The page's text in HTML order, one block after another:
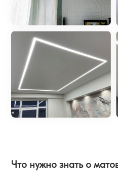
Что нужно знать о